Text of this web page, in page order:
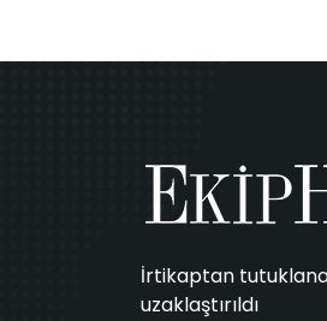
İrtikaptan
uzaklaştırıldı